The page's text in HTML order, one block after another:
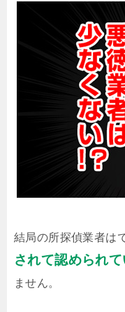
結局の所探偵業者は
されて認められ
ません。